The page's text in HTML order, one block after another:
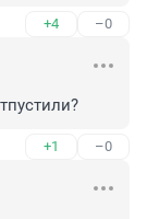
+4 –0
+1 –0